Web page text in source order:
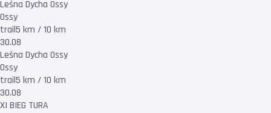
Leśna Dycha Ossy
Ossy
trail5 km / 10 km
30.08
Leśna Dycha Ossy
Ossy
trail5 km / 10 km
30.08
XI BIEG TURA